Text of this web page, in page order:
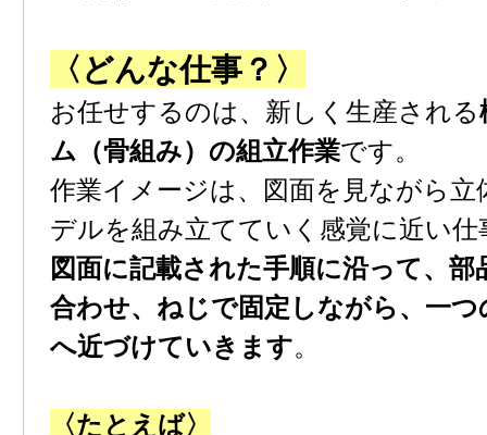
〈どんな仕事？〉
お任せするのは、新しく⽣産される
ム（⾻組み）の組⽴作業です。
作業イメージは、図⾯を⾒ながら⽴
デルを組み⽴てていく感覚に近い仕
図⾯に記載された⼿順に沿って、部
合わせ、ねじで固定しながら、⼀つ
へ近づけていきます。
〈たとえば〉